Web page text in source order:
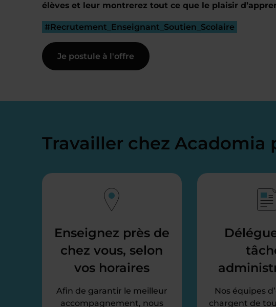
élèves et leur montrerez tout ce que le plaisir
#Recrutement_Enseignant_Soutien_Scolaire
Je postule à l'offre
Travailler chez Acadomia
Enseignez près de
chez vous, selon
vos horaires
Afin de garantir le meilleur
accompagnement, nous
Nos équipes
chargent de